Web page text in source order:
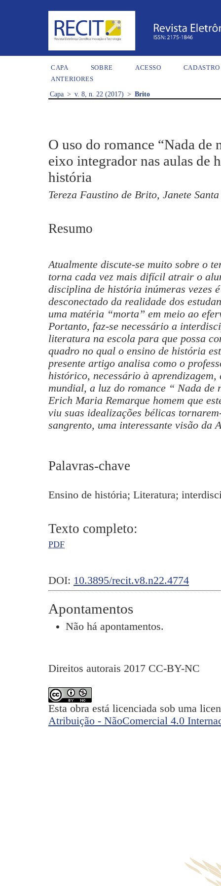
CAPA SOBRE ACESSO
CADASTRO
ANTERIORES
Capa > v. 8, n. 22 (2017) > Brito
O uso do romance “Nada
eixo integrador nas aulas de
história
Tereza Faustino de Brito, Janete
Resumo
Atualmente discute-se muito sobre o
torna cada vez mais difícil atrair o
disciplina de história inúmeras vezes
desconectado da realidade dos
uma matéria “morta” em meio ao
Portanto, faz-se necessário a
literatura na escola para que possa
quadro no qual o ensino de história
presente artigo analisa como o
histórico, necessário à
mundial, a luz do romance “ Nada de
Erich Maria Remarque homem que
viu suas idealizações bélicas
sangrento, uma interessante visão
Palavras-chave
Ensino de história; Literatura;
Texto completo:
PDF
DOI: 10.3895/recit.v8.n22.4774
Apontamentos
Não há apontamentos.
Direitos autorais 2017 CC-BY-NC
Esta obra está licenciada sob uma
Atribuição - NãoComercial 4.0